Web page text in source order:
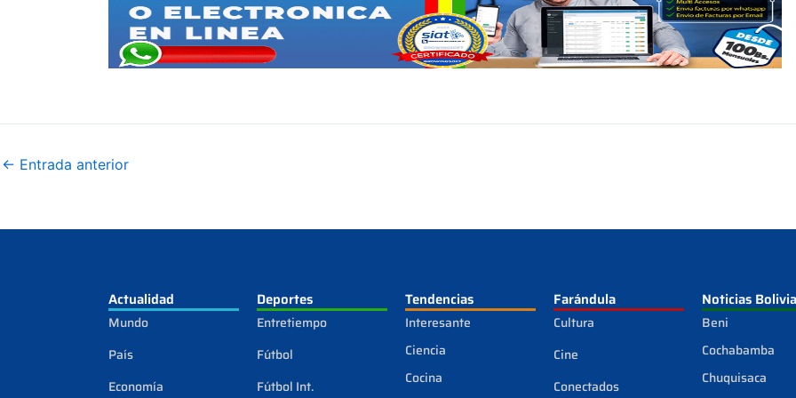
← Entrada anterior
Actualidad
Mundo
País
Economía
Deportes
Entretiempo
Fútbol
Fútbol Int.
Tendencias
Interesante
Ciencia
Cocina
Farándula
Cultura
Cine
Conectados
Noticias Bolivia
Beni
Cochabamba
Chuquisaca